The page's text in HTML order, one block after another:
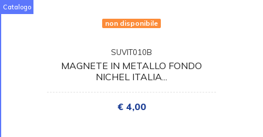
Catalogo
non disponibile
SUVIT010B
MAGNETE IN METALLO FONDO
NICHEL ITALIA...
€ 4,00